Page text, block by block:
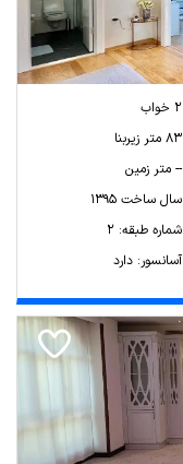
2 خواب
83 متر زیربنا
-- متر زمین
سال ساخت 1395
شماره طبقه: 2
آسانسور: دارد